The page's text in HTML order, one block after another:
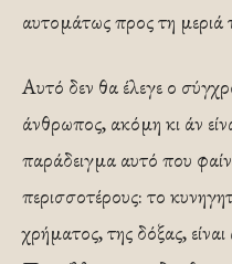
αυτομάτως προς τη μεριά
Αυτό δεν θα έλεγε ο
άνθρωπος, ακόμη κι άν
παράδειγμα αυτό που
περισσοτέρους: το
χρήματος, της δόξας,